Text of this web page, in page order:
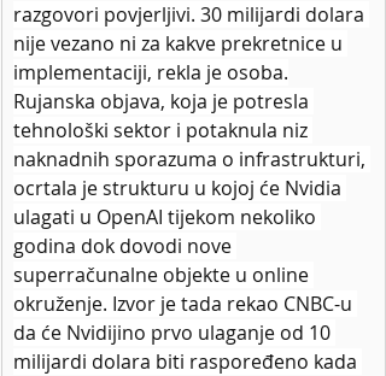
razgovori povjerljivi. 30 milijardi dolara
nije vezano ni za kakve prekretnice u
implementaciji, rekla je osoba.
Rujanska objava, koja je potresla
tehnološki sektor i potaknula niz
naknadnih sporazuma o infrastrukturi,
ocrtala je strukturu u kojoj će Nvidia
ulagati u OpenAI tijekom nekoliko
godina dok dovodi nove
superračunalne objekte u online
okruženje. Izvor je tada rekao CNBC-u
da će Nvidijino prvo ulaganje od 10
milijardi dolara biti raspoređeno kada